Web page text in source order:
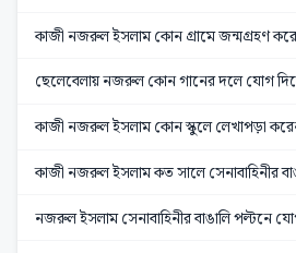
কাজী নজরুল ইসলাম কোন গ্রামে জন্মগ্রহণ
ছেলেবেলায় নজরুল কোন গানের দলে যোগ
কাজী নজরুল ইসলাম কোন স্কুলে লেখাপড়া
কাজী নজরুল ইসলাম কত সালে সেনাবাহিনীর
নজরুল ইসলাম সেনাবাহিনীর বাঙালি পল্টনে